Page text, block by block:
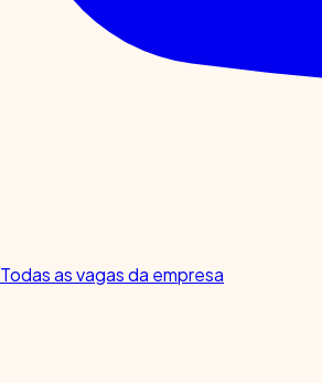
Todas as vagas da empresa